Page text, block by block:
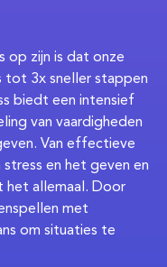
op zijn is dat onze
tot 3x sneller stappen
biedt een intensief
van vaardigheden
Van effectieve
en het geven en
allemaal. Door
met
om situaties te